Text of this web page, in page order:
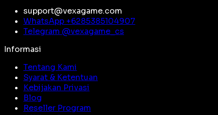
support@vexagame.com
WhatsApp +6285385104907
Telegram @vexagame_cs
Informasi
Tentang Kami
Syarat & Ketentuan
Kebijakan Privasi
Blog
Reseller Program